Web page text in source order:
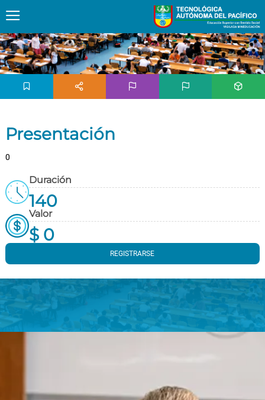
Presentación
0
Duración
140
Valor
$ 0
REGISTRARSE